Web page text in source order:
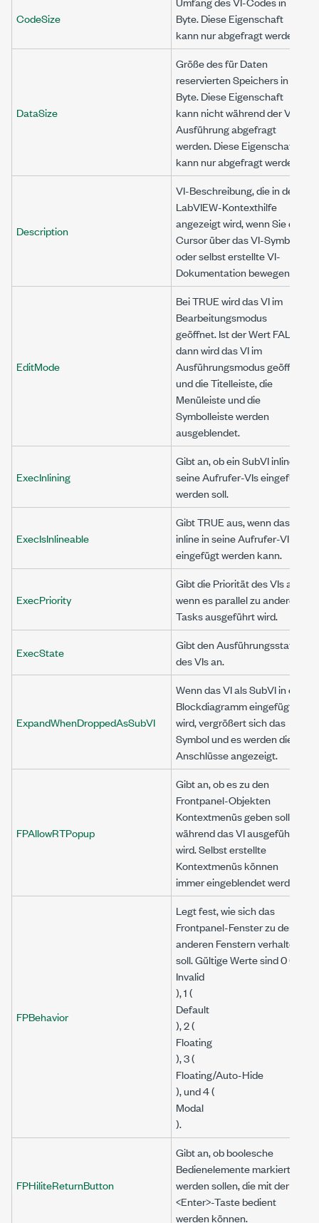
CodeSize
Byte. Diese Eigenschaft
kann nur abgefragt werden.
DataSize
Größe des für Daten
reservierten Speichers in
Byte. Diese Eigenschaft
kann nicht während der VI-
Ausführung abgefragt
werden. Diese Eigenschaft
kann nur abgefragt werden.
Description
VI-Beschreibung, die in der
LabVIEW-Kontexthilfe
angezeigt wird, wenn Sie den
Cursor über das VI-Symbol
oder selbst erstellte VI-
Dokumentation bewegen.
EditMode
Bei TRUE wird das VI im
Bearbeitungsmodus
geöffnet. Ist der Wert FALSE,
dann wird das VI im
Ausführungsmodus geöffnet,
und die Titelleiste, die
Menüleiste und die
Symbolleiste werden
ausgeblendet.
ExecInlining
Gibt an, ob ein SubVI inline in
seine Aufrufer-VIs eingefügt
werden soll.
ExecIsInlineable
Gibt TRUE aus, wenn das VI
inline in seine Aufrufer-VI
eingefügt werden kann.
ExecPriority
Gibt die Priorität des VIs an,
wenn es parallel zu anderen
Tasks ausgeführt wird.
ExecState
Gibt den Ausführungsstatus
des VIs an.
ExpandWhenDroppedAsSubVI
Wenn das VI als SubVI in ein
Blockdiagramm eingefügt
wird, vergrößert sich das
Symbol und es werden die
Anschlüsse angezeigt.
FPAllowRTPopup
Gibt an, ob es zu den
Frontpanel-Objekten
Kontextmenüs geben soll,
während das VI ausgeführt
wird. Selbst erstellte
Kontextmenüs können
immer eingeblendet werden.
FPBehavior
Legt fest, wie sich das
Frontpanel-Fenster zu den
anderen Fenstern verhalten
soll. Gültige Werte sind 0 (
Invalid
), 1 (
Default
), 2 (
Floating
), 3 (
Floating/Auto-Hide
), und 4 (
Modal
).
FPHiliteReturnButton
Gibt an, ob boolesche
Bedienelemente markiert
werden sollen, die mit der
<Enter>-Taste bedient
werden können.